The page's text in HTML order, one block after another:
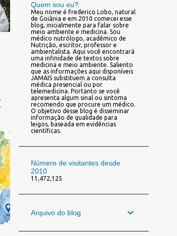
Quem sou eu?
Meu nome é Frederico Lobo, natural
de Goiânia e em 2010 comecei esse
blog, inicialmente para falar sobre
meio ambiente e medicina. Sou
médico nutrólogo, acadêmico de
Nutrição, escritor, professor e
ambientalista. Aqui você encontrará
uma infinidade de textos sobre
medicina e meio ambiente. Saliento
que as informações aqui disponíveis
JAMAIS substituem a consulta
médica presencial ou por
telemedicina. Portanto se você
apresenta algum sinal ou sintoma
recomendo que procure um médico.
O objetivo desse blog é disseminar
informação de qualidade para
leigos, baseada em evidências
científicas.
Número de visitantes desde
2010
11,472,125
Arquivo do blog